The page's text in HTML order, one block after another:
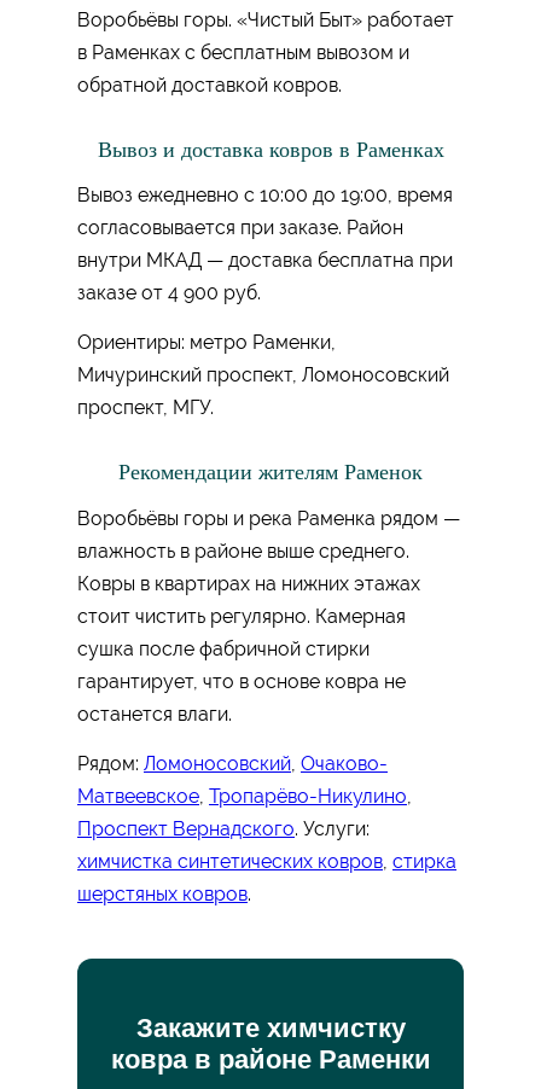
Воробьёвы горы. «Чистый Быт» работает
в Раменках с бесплатным вывозом и
обратной доставкой ковров.
Вывоз и доставка ковров в Раменках
Вывоз ежедневно с 10:00 до 19:00, время
согласовывается при заказе. Район
внутри МКАД — доставка бесплатна при
заказе от 4 900 руб.
Ориентиры: метро Раменки,
Мичуринский проспект, Ломоносовский
проспект, МГУ.
Рекомендации жителям Раменок
Воробьёвы горы и река Раменка рядом —
влажность в районе выше среднего.
Ковры в квартирах на нижних этажах
стоит чистить регулярно. Камерная
сушка после фабричной стирки
гарантирует, что в основе ковра не
останется влаги.
Рядом: Ломоносовский Очаково-
Матвеевское Тропарёво-Никулино
Проспект Вернадского. Услуги:
химчистка синтетических ковров стирка
шерстяных ковров.
Закажите химчистку
ковра в районе Раменки